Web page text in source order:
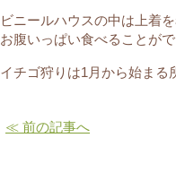
ビニールハウスの中は上着
お腹いっぱい食べることが
イチゴ狩りは1月から始ま
≪ 前の記事へ